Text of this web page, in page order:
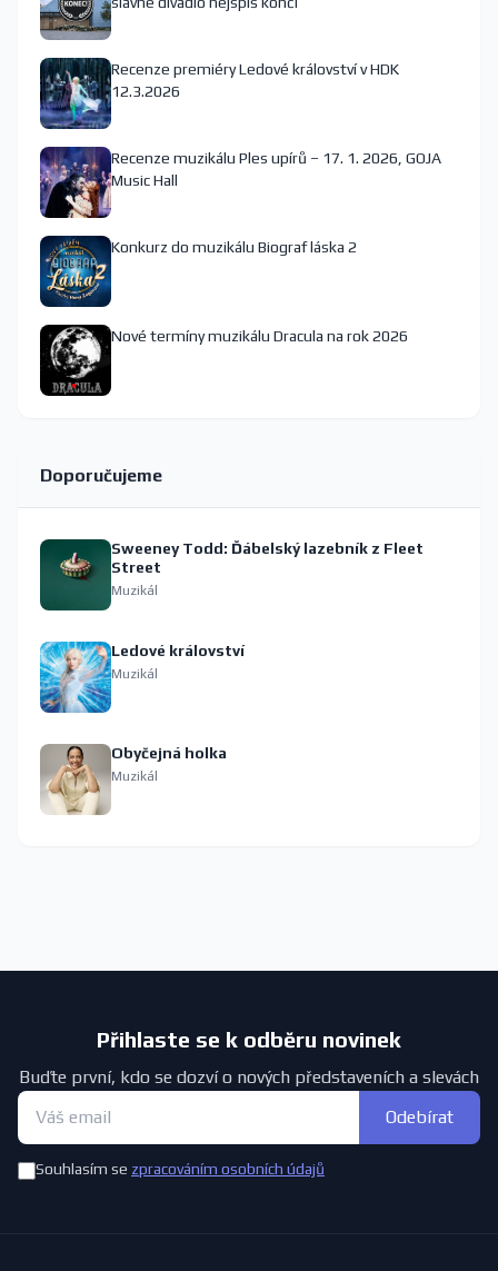
Recenze premiéry Ledové království v HDK
12.3.2026
Recenze muzikálu Ples upírů – 17. 1. 2026, GOJA
Music Hall
Konkurz do muzikálu Biograf láska 2
Nové termíny muzikálu Dracula na rok 2026
Doporučujeme
Sweeney Todd: Ďábelský lazebník z Fleet
Street
Muzikál
Ledové království
Muzikál
Obyčejná holka
Muzikál
Přihlaste se k odběru novinek
Buďte první, kdo se dozví o nových představeních a slevách
Odebírat
Souhlasím se zpracováním osobních údajů